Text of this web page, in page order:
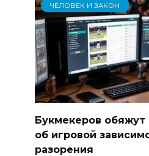
ЧЕЛОВЕК И ЗАКОН
Букмекеров
об игровой
разорения